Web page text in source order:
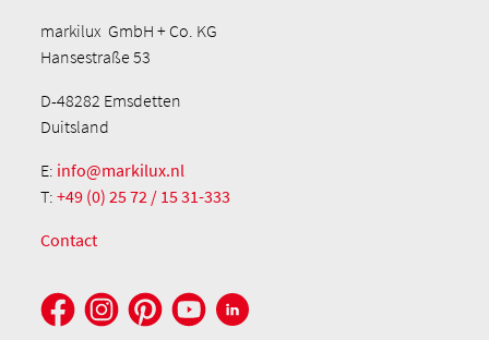
markilux GmbH + Co. KG
Hansestraße 53
D-48282 Emsdetten
Duitsland
E: info@markilux.nl
T:+49 (0) 25 72 / 15 31-333
Contact